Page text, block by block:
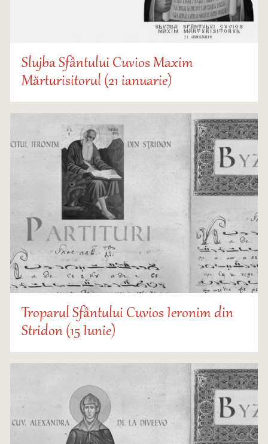
Slujba Sfântului Cuvios Maxim
Mărturisitorul (21 ianuarie)
Troparul Sfântului Cuvios Ieronim din
Stridon (15 Iunie)